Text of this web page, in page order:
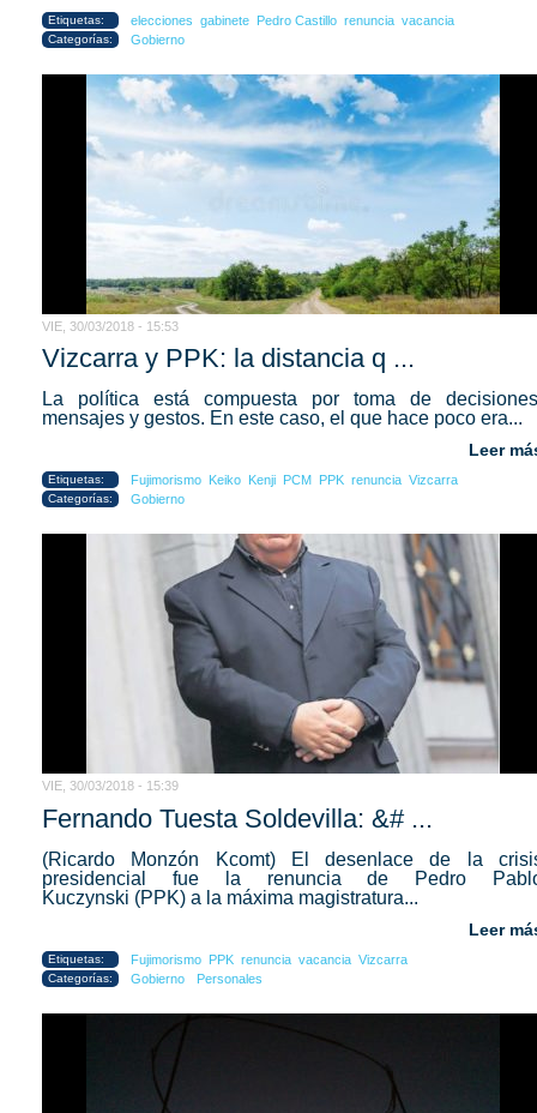
Etiquetas: elecciones gabinete Pedro Castillo renuncia vacancia
Categorías: Gobierno
VIE, 30/03/2018 - 15:53
Vizcarra y PPK: la distancia q ...
La política está compuesta por toma de
mensajes y gestos. En este caso, el que hace poco era...
Leer
Etiquetas: Fujimorismo Keiko Kenji PCM PPK renuncia Vizcarra
Categorías: Gobierno
VIE, 30/03/2018 - 15:39
Fernando Tuesta Soldevilla: &# ...
(Ricardo Monzón Kcomt) El desenlace de la
presidencial fue la renuncia de Pedro
Kuczynski (PPK) a la máxima magistratura...
Leer
Etiquetas: Fujimorismo PPK renuncia vacancia Vizcarra
Categorías: Gobierno Personales